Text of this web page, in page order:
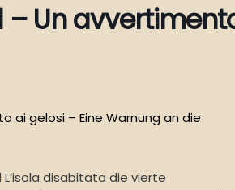
– Un
disabitata die vierte